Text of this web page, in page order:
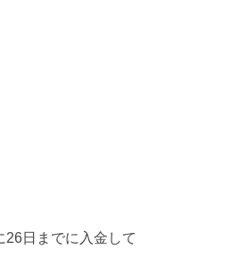
日までに入金して